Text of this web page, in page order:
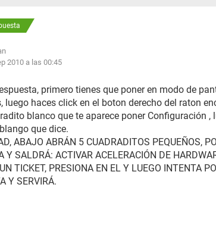
2010 a las 00:45
primero tienes que poner en modo de
luego haces click en el boton derecho del raton
blanco que te aparece poner Configuración ,
que dice.
ABAJO ABRÁN 5 CUADRADITOS PEQUEÑOS,
Y SALDRÁ: ACTIVAR ACELERACIÓN DE
TICKET, PRESIONA EN EL Y LUEGO INTENTA
Y SERVIRÁ.